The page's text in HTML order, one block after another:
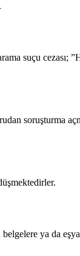
suçu cezası;
ya da